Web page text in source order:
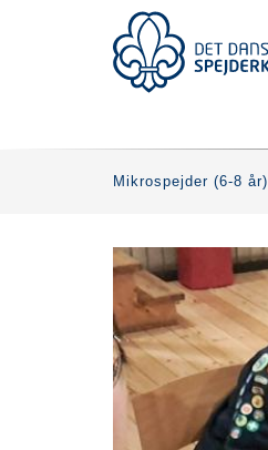
Top
menu
Main
navigation
Mikrospejder (6-8 år)